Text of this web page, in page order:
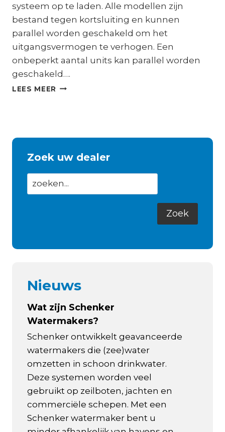
systeem op te laden. Alle modellen zijn
bestand tegen kortsluiting en kunnen
parallel worden geschakeld om het
uitgangsvermogen te verhogen. Een
onbeperkt aantal units kan parallel worden
geschakeld….
LEES MEER VICTRON
Zoek uw dealer
Nieuws
Wat zijn Schenker
Watermakers?
Schenker ontwikkelt geavanceerde
watermakers die (zee)water
omzetten in schoon drinkwater.
Deze systemen worden veel
gebruikt op zeilboten, jachten en
commerciële schepen. Met een
Schenker watermaker bent u